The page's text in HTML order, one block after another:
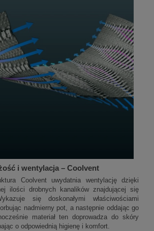
i wentylacja – Coolvent
Coolvent uwydatnia wentylację dzięki
ilości drobnych kanalików znajdującej się
się doskonałymi właściwościami
nadmierny pot, a następnie oddając go
materiał ten doprowadza do skóry
o odpowiednią higienę i komfort.